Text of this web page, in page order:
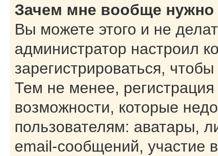
Зачем мне вообще нужно
Вы можете этого и не
администратор настроил
зарегистрироваться,
Тем не менее,
возможности, которые
пользователям: аватары,
email-сообщений, участие